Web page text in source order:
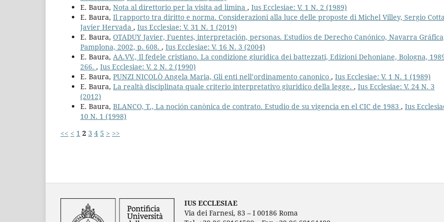
E. Baura, Nota al direttorio per la visita ad limina , Ius Ecclesiae: V. 1 N. 2 (1989)
E. Baura, Il rapporto tra diritto e norma. Considerazioni alla luce delle proposte di Michel Villey, Sergio
Javier Hervada , Ius Ecclesiae: V. 31 N. 1 (2019)
E. Baura, OTADUY Javier, Fuentes, interpretación, personas. Estudios de Derecho Canónico, Navarra
Pamplona, 2002, p. 608. , Ius Ecclesiae: V. 16 N. 3 (2004)
E. Baura, AA.VV., Il fedele cristiano. La condizione giuridica dei battezzati, Edizioni Dehoniane, Bologna,
266. , Ius Ecclesiae: V. 2 N. 2 (1990)
E. Baura, PUNZI NICOLÒ Angela Maria, Gli enti nell’ordinamento canonico , Ius Ecclesiae: V. 1 N. 1 (1989)
E. Baura, La realtà disciplinata quale criterio interpretativo giuridico della legge. , Ius Ecclesiae: V. 24 N. 3
(2012)
E. Baura, BLANCO, T., La noción canònica de contrato. Estudio de su vigencia en el CIC de 1983 , Ius
10 N. 1 (1998)
<< < 1 2 3 4 5 > >>
IUS ECCLESIAE
Via dei Farnesi, 83 – I 00186 Roma